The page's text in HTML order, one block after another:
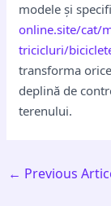
modele și
online.site/cat/
tricicluri/
transforma
deplină de
terenului.
← Previous